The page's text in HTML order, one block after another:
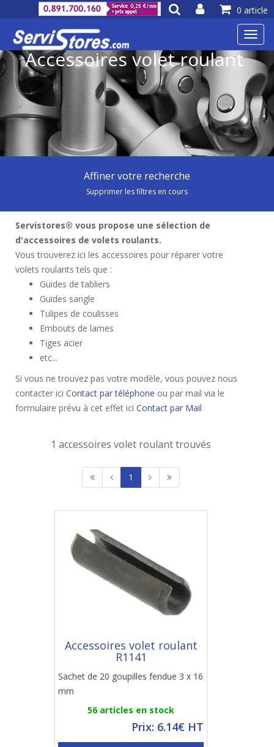
0 article
Accessoires volet roulant
Affiner votre recherche
Supprimer les filtres en cours
Servistores® vous propose une sélection de
d'accessoires de volets roulants.
Vous trouverez ici les accessoires pour réparer votre
volets roulants tels que :
Guides de tabliers
Guides sangle
Tulipes de coulisses
Embouts de lames
Tiges acier
etc...
Si vous ne trouvez pas votre modèle, vous pouvez nous
contacter ici Contact par téléphone ou par mail via le
formulaire prévu à cet effet ici Contact par Mail
1 accessoires volet roulant trouvés
1
Accessoires volet roulant
R1141
Sachet de 20 goupilles fendue 3 x 16
mm
56 articles en stock
Prix: 6.14€ HT